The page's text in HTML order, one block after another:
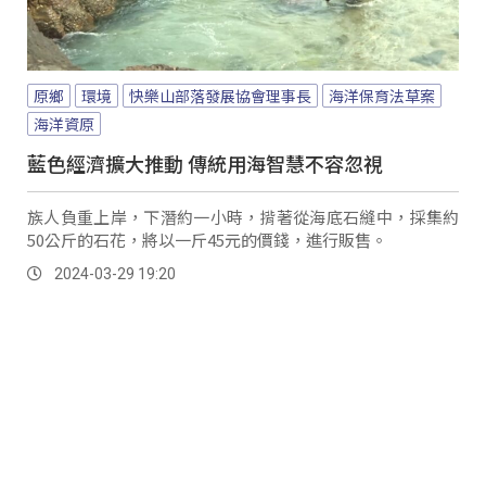
原鄉 環境 快樂山部落發展協會理事長
海洋保育法草案
海洋資原
藍色經濟擴大推動 傳統用海智慧不容忽視
族人負重上岸，下潛約一小時，揹著從海底石縫中，採集約
50公斤的石花，將以一斤45元的價錢，進行販售。
2024-03-29 19:20